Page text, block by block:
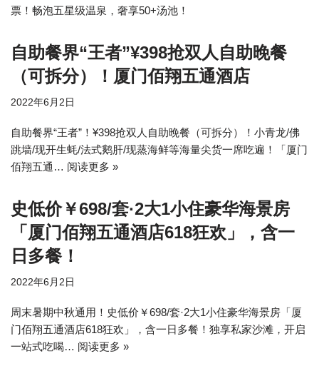
票！畅泡五星级温泉，奢享50+汤池！
自助餐界“王者”¥398抢双人自助晚餐
（可拆分）！厦门佰翔五通酒店
2022年6月2日
自助餐界“王者”！¥398抢双人自助晚餐（可拆分）！小青龙/佛
跳墙/现开生蚝/法式鹅肝/现蒸海鲜等海量尖货一席吃遍！「厦门
佰翔五通… 阅读更多 »
史低价￥698/套·2大1小住豪华海景房
「厦门佰翔五通酒店618狂欢」，含一
日多餐！
2022年6月2日
周末暑期中秋通用！史低价￥698/套·2大1小住豪华海景房「厦
门佰翔五通酒店618狂欢」，含一日多餐！独享私家沙滩，开启
一站式吃喝… 阅读更多 »